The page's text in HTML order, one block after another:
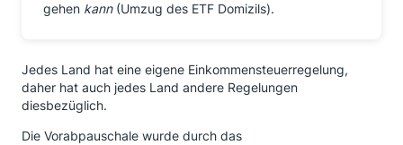
gehen kann(Umzug des ETF Domizils).
Jedes Land hat eine eigene Einkommensteuerregelung,
daher hat auch jedes Land andere Regelungen
diesbezüglich.
Die Vorabpauschale wurde durch das